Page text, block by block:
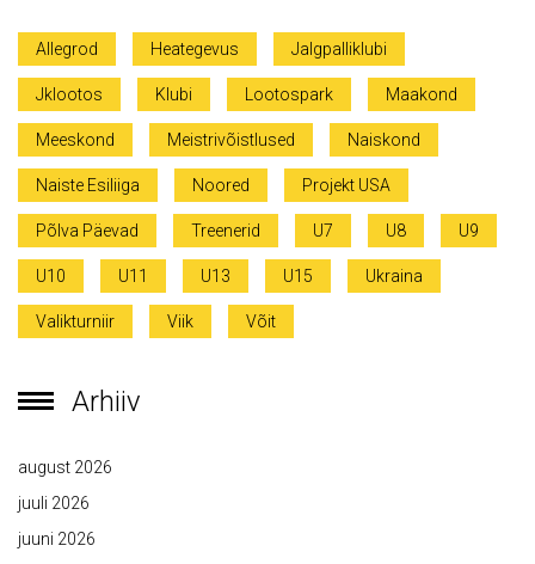
Allegrod Heategevus Jalgpalliklubi
Jklootos Klubi Lootospark Maakond
Meeskond Meistrivõistlused Naiskond
Naiste Esiliiga Noored Projekt USA
Põlva Päevad Treenerid U7 U8 U9
U10 U11 U13 U15 Ukraina
Valikturniir Viik Võit
Arhiiv
august 2026
juuli 2026
juuni 2026